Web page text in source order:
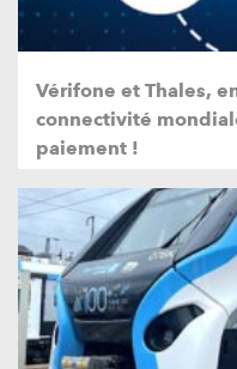
Vérifone et Thales,
connectivité
paiement !